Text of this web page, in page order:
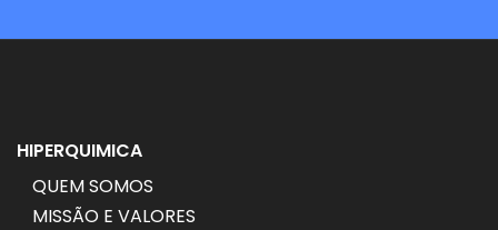
HIPERQUIMICA
QUEM SOMOS
MISSÃO E VALORES